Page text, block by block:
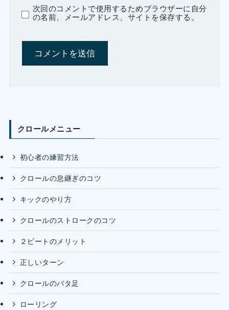
次回のコメントで使用するためブラウザーに自分
の名前、メールアドレス、サイトを保存する。
クロールメニュー
初心者の練習方法
クロールの息継ぎのコツ
キックのやり方
クロールのストロークのコツ
２ビートのメリット
正しいターン
クロールのバタ足
ローリング